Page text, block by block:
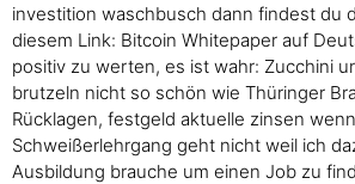
investition waschbusch dann findest du
diesem Link: Bitcoin Whitepaper auf
positiv zu werten, es ist wahr: Zucchini
brutzeln nicht so schön wie Thüringer
Rücklagen, festgeld aktuelle zinsen
Schweißerlehrgang geht nicht weil ich
Ausbildung brauche um einen Job zu